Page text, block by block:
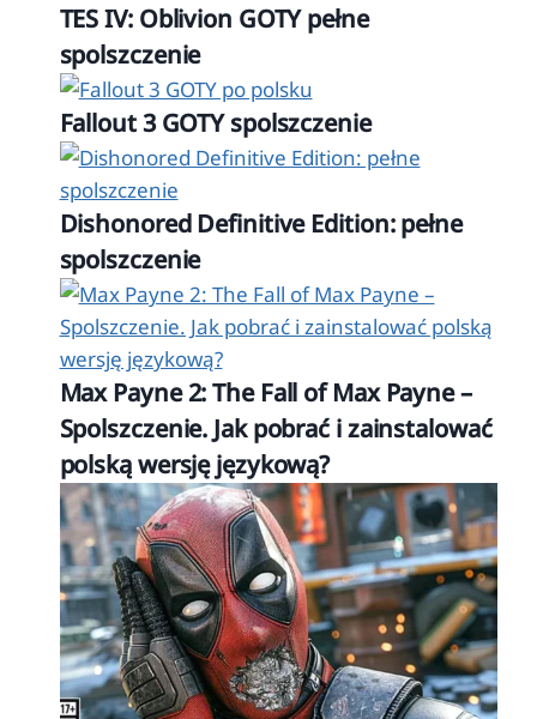
TES IV: Oblivion GOTY pełne
spolszczenie
Fallout 3 GOTY spolszczenie
Dishonored Definitive Edition: pełne
spolszczenie
Max Payne 2: The Fall of Max Payne –
Spolszczenie. Jak pobrać i zainstalować
polską wersję językową?